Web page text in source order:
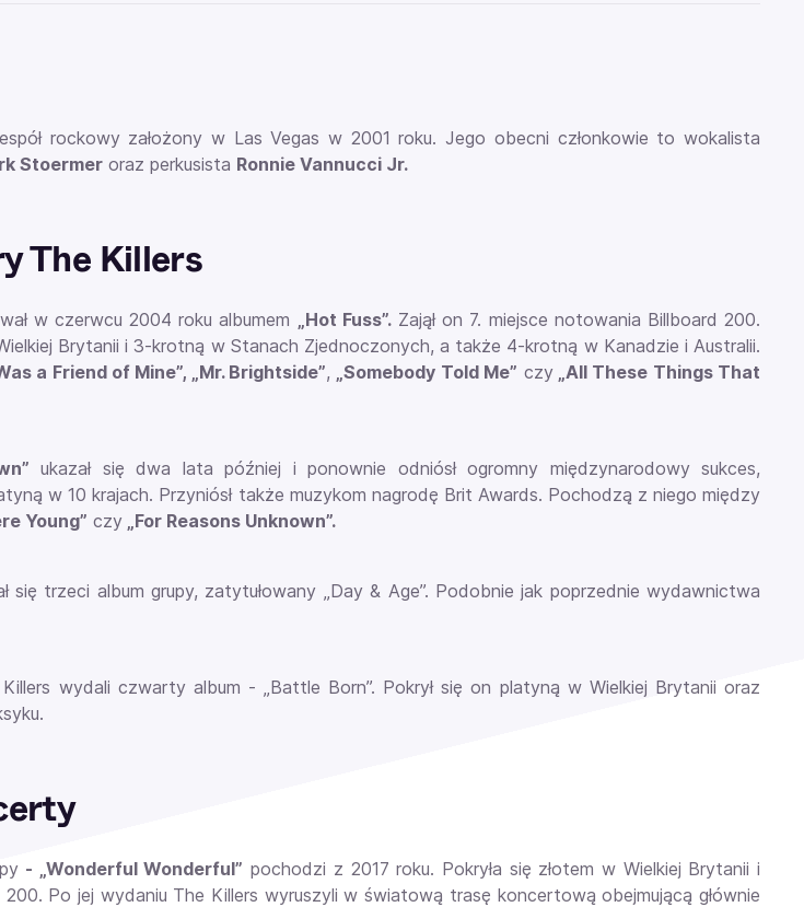
rockowy założony w Las Vegas w 2001 roku. Jego obecni członkowie to wokalista
Stoermer oraz perkusista Ronnie Vannucci Jr.
The Killers
w czerwcu 2004 roku albumem „Hot Fuss”.Zajął on 7. miejsce notowania Billboard 200.
Brytanii i 3-krotną w Stanach Zjednoczonych, a także 4-krotną w Kanadzie i Australii.
a Friend of Mine”, „Mr. Brightside”, „Somebody Told Me” czy„All These Things That
ukazał się dwa lata później i ponownie odniósł ogromny międzynarodowy sukces,
w 10 krajach. Przyniósł także muzykom nagrodę Brit Awards. Pochodzą z niego między
Young” czy „For Reasons Unknown”.
się trzeci album grupy, zatytułowany „Day & Age”. Podobnie jak poprzednie wydawnictwa
wydali czwarty album - „Battle Born”. Pokrył się on platyną w Wielkiej Brytanii oraz
- „Wonderful Wonderful” pochodzi z 2017 roku. Pokryła się złotem w Wielkiej Brytanii i
200. Po jej wydaniu The Killers wyruszyli w światową trasę koncertową obejmującą głównie